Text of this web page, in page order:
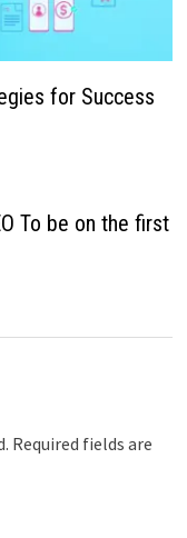
for Success
To be on the first
Required fields are